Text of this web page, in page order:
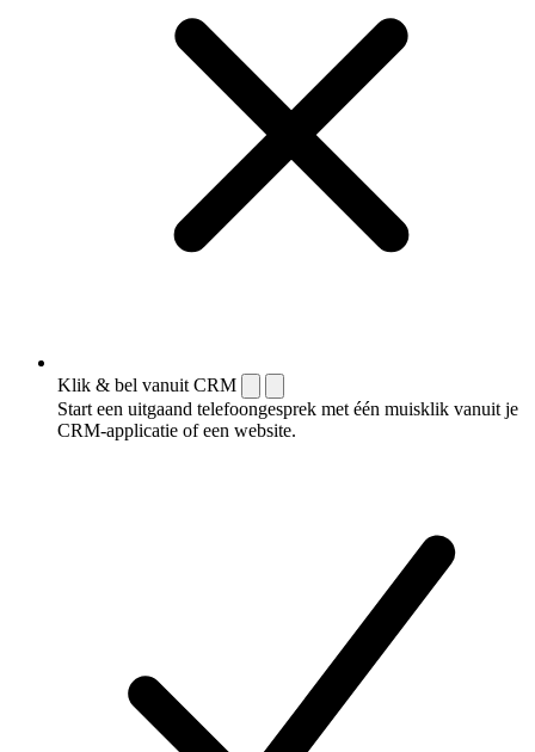
Klik & bel vanuit CRM
Start een uitgaand telefoongesprek met één muisklik vanuit je
CRM-applicatie of een website.